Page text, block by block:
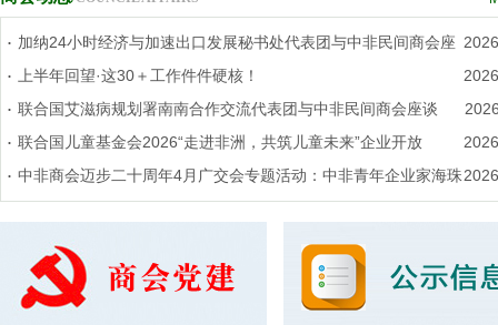
. 加纳24小时经济与加速出口发展秘书处代表团与中非民间商会座
.
上半年回望·这30＋工作件件硬核！
. 联合国艾滋病规划署南南合作交流代表团与中非民间商会座谈
. 联合国儿童基金会2026“走进非洲，共筑儿童未来”企业开放
. 中非商会迈步二十周年4月广交会专题活动：中非青年企业家海珠